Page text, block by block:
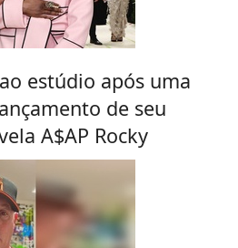
estúdio após uma
de seu
A$AP Rocky